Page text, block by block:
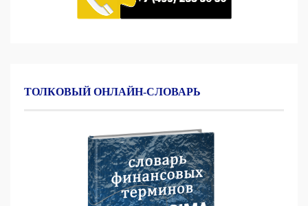
ТОЛКОВЫЙ ОНЛАЙН-СЛОВАРЬ